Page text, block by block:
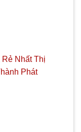
Nhất Thị
Phát